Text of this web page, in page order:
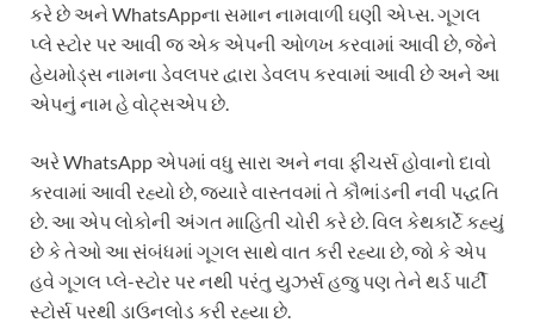
કરે છે અને WhatsAppના સમાન નામવાળી ઘણી એપ્સ. ગૂગલ
પ્લે સ્ટોર પર આવી જ એક એપની ઓળખ કરવામાં આવી છે, જેને
હેયમોડ્સ નામના ડેવલપર દ્વારા ડેવલપ કરવામાં આવી છે અને આ
એપનું નામ હે વોટ્સએપ છે.
અરે WhatsApp એપમાં વધુ સારા અને નવા ફીચર્સ હોવાનો દાવો
કરવામાં આવી રહ્યો છે, જ્યારે વાસ્તવમાં તે કૌભાંડની નવી પદ્ધતિ
છે. આ એપ લોકોની અંગત માહિતી ચોરી કરે છે. વિલ કેથકાર્ટે કહ્યું
છે કે તેઓ આ સંબંધમાં ગૂગલ સાથે વાત કરી રહ્યા છે, જો કે એપ
હવે ગૂગલ પ્લે-સ્ટોર પર નથી પરંતુ યુઝર્સ હજુ પણ તેને થર્ડ પાર્ટી
સ્ટોર્સ પરથી ડાઉનલોડ કરી રહ્યા છે.